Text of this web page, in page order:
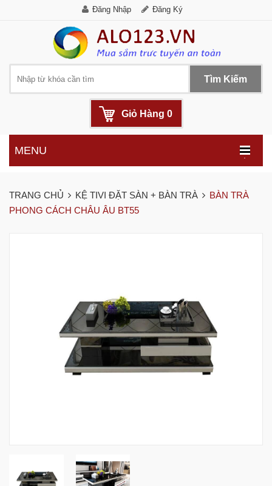
Đăng Nhập Đăng Ký
Tìm Kiếm
Giỏ Hàng 0
.
MENU
TRANG CHỦ KỆ TIVI ĐẶT SÀN + BÀN TRÀ
BÀN TRÀ
PHONG CÁCH CHÂU ÂU BT55